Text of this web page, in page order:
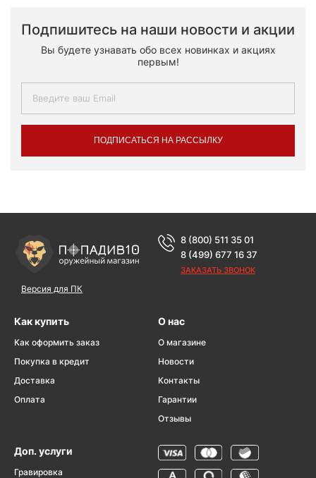
Подпишитесь на наши новости и акции
Вы будете узнавать обо всех новинках и акциях
первым!
ПОДПИСАТЬСЯ НА РАССЫЛКУ
Версия для ПК
8 (800) 511 35 01
8 (499) 677 16 37
ЗАКАЗАТЬ ЗВОНОК
Как купить
Как оформить заказ
Покупка в кредит
Доставка
Оплата
О нас
О магазине
Новости
Контакты
Гарантии
Отзывы
Доп. услуги
Гравировка